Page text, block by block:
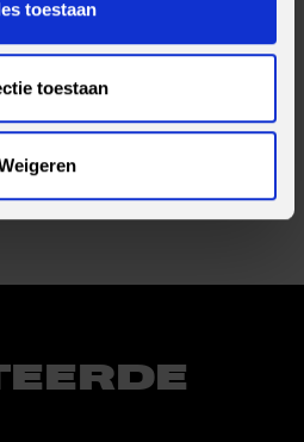
toestaan
toestaan
De bandbreedte verschilt per